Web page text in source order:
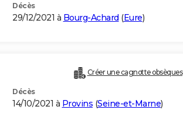
Décès
29/12/2021 à Bourg-Achard (Eure)
Créer une cagnotte obsèques
Décès
14/10/2021 à Provins (Seine-et-Marne)